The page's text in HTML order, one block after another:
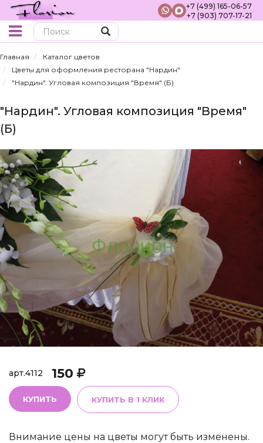
+7 (499) 165-06-57
+7 (903) 707-17-21
Главная
Каталог цветов
Цветы для оформления ресторана "Нардин"
"Нардин". Угловая композиция "Время" (Б)
"Нардин". Угловая композиция "Время"
(Б)
арт.4112 150
КУПИТЬ КУПИТЬ В 1 КЛИК
Внимание цены на цветы могут быть изменены.